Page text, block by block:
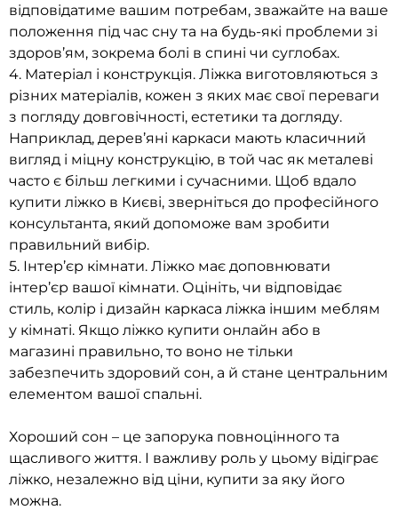
відповідатиме вашим потребам, зважайте на ваше
положення під час сну та на будь-які проблеми зі
здоров’ям, зокрема болі в спині чи суглобах.
4. Матеріал і конструкція. Ліжка виготовляються з
різних матеріалів, кожен з яких має свої переваги
з погляду довговічності, естетики та догляду.
Наприклад, дерев’яні каркаси мають класичний
вигляд і міцну конструкцію, в той час як металеві
часто є більш легкими і сучасними. Щоб вдало
купити ліжко в Києві, зверніться до професійного
консультанта, який допоможе вам зробити
правильний вибір.
5. Інтер’єр кімнати. Ліжко має доповнювати
інтер’єр вашої кімнати. Оцініть, чи відповідає
стиль, колір і дизайн каркаса ліжка іншим меблям
у кімнаті. Якщо ліжко купити онлайн або в
магазині правильно, то воно не тільки
забезпечить здоровий сон, а й стане центральним
елементом вашої спальні.
Хороший сон – це запорука повноцінного та
щасливого життя. І важливу роль у цьому відіграє
ліжко, незалежно від ціни, купити за яку його
можна.